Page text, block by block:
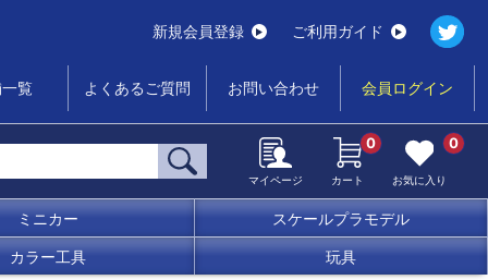
新規会員登録 ご利用ガイド
覧 よくあるご質問 お問い合わせ 会員ログイン
マイページ カート
0
お気に入り
0
ミニカー スケールプラモデル
カラー工具 玩具